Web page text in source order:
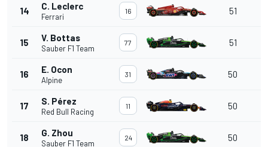
14 C. Leclerc
Ferrari
16 51
15 V. Bottas
Sauber F1 Team
77 51
16 E. Ocon
Alpine
31 50
17 S. Pérez
Red Bull Racing
11 50
18 G. Zhou
Sauber F1 Team
24 50